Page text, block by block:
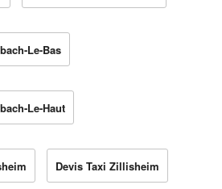
Le-Bas
Le-Haut
Devis Taxi Zillisheim